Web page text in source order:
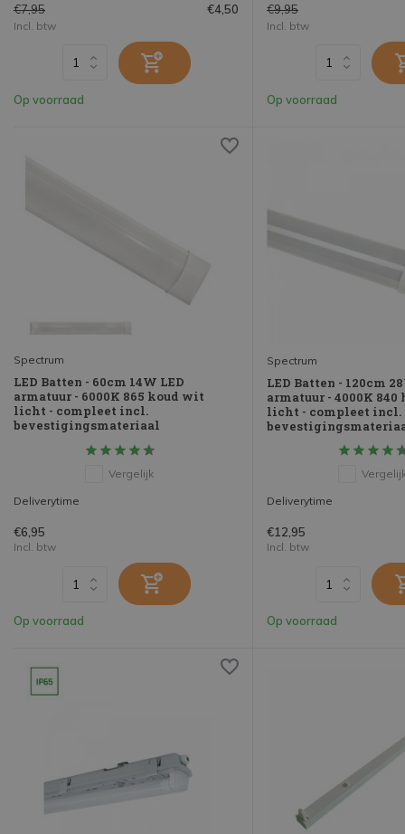
€7,95 €4,50
Incl. btw
Op voorraad
€9,95
Incl. btw
Op voorraad
Spectrum
LED Batten - 60cm 14W LED
armatuur - 6000K 865 koud wit
licht - compleet incl.
bevestigingsmateriaal
Vergelijk
Deliverytime
€6,95
Incl. btw
Op voorraad
Spectrum
LED Batten - 120cm
armatuur - 4000K
licht - compleet incl.
Deliverytime
€12,95
Incl. btw
Op voorraad